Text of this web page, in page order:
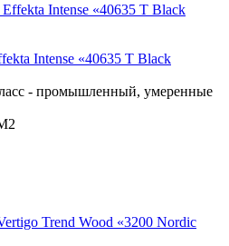
Intense «40635 T Black
- промышленный, умеренные